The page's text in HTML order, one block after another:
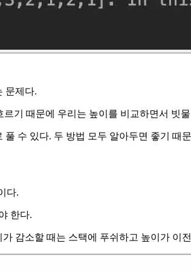
문제다.
기 때문에 우리는 높이를 비교하면서 빗
수 있다. 두 방법 모두 알아두면 좋기 때
다.
한다.
감소할 때는 스택에 푸쉬하고 높이가